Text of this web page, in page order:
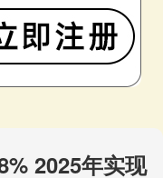
2025年实现